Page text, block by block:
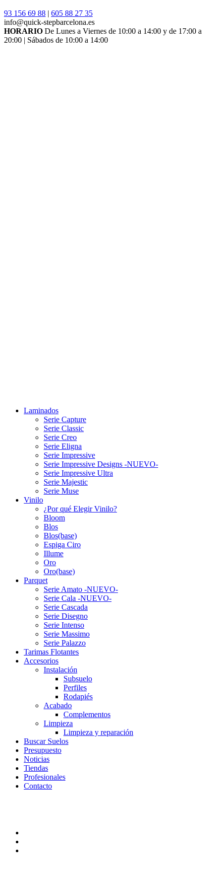
93 156 69 88 | 605 88 27 35
info@quick-stepbarcelona.es
HORARIO De Lunes a Viernes de 10:00 a 14:00 y de 17:00 a
20:00 | Sábados de 10:00 a 14:00
Laminados
Serie Capture
Serie Classic
Serie Creo
Serie Eligna
Serie Impressive
Serie Impressive Designs -NUEVO-
Serie Impressive Ultra
Serie Majestic
Serie Muse
Vinilo
¿Por qué Elegir Vinilo?
Bloom
Blos
Blos(base)
Espiga Ciro
Illume
Oro
Oro(base)
Parquet
Serie Amato -NUEVO-
Serie Cala -NUEVO-
Serie Cascada
Serie Disegno
Serie Intenso
Serie Massimo
Serie Palazzo
Tarimas Flotantes
Accesorios
Instalación
Subsuelo
Perfiles
Rodapiés
Acabado
Complementos
Limpieza
Limpieza y reparación
Buscar Suelos
Presupuesto
Noticias
Tiendas
Profesionales
Contacto